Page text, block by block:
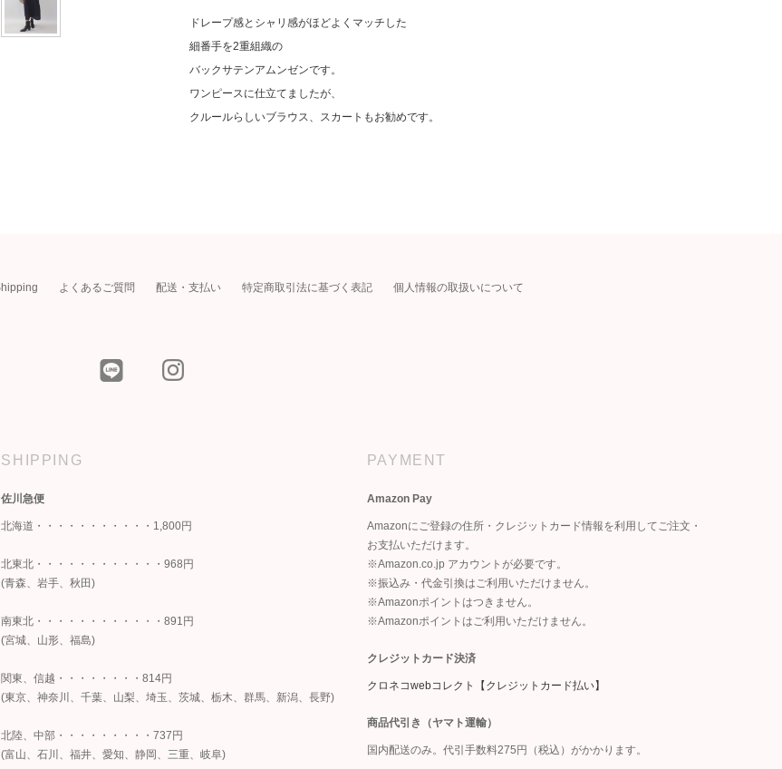
ドレープ感とシャリ感がほどよくマッチした
細番手を2重組織の
バックサテンアムンゼンです。
ワンピースに仕立てましたが、
クルールらしいブラウス、スカートもお勧めです。
よくあるご質問 配送・支払い 特定商取引法に基づく表記 個人情報の取扱いについて
SHIPPING
佐川急便
北海道・・・・・・・・・・・1,800円
北東北・・・・・・・・・・・・968円
(青森、岩手、秋田)
南東北・・・・・・・・・・・・891円
(宮城、山形、福島)
関東、信越・・・・・・・・814円
(東京、神奈川、千葉、山梨、埼玉、茨城、栃木、群馬、新潟、長野)
北陸、中部・・・・・・・・・737円
(富山、石川、福井、愛知、静岡、三重、岐阜)
PAYMENT
Amazon Pay
Amazonにご登録の住所・クレジットカード情報を利用してご注文・
お支払いただけます。
※Amazon.co.jp アカウントが必要です。
※振込み・代金引換はご利用いただけません。
※Amazonポイントはつきません。
※Amazonポイントはご利用いただけません。
クレジットカード決済
クロネコwebコレクト【クレジットカード払い】
商品代引き（ヤマト運輸）
国内配送のみ。代引手数料275円（税込）がかかります。